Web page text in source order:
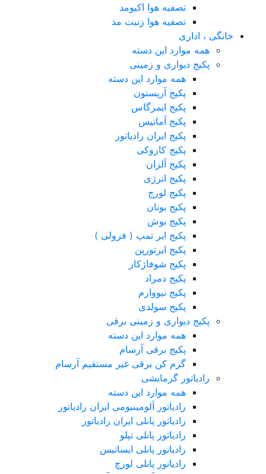
تصفیه هوا اکیومد
تصفیه هوا زنیت مد
خانگی ، اداری
همه موارد این دسته
پکیج دیواری و زمینی
همه موارد این دسته
پکیج آریستون
پکیج ایمرگاس
پکیج آماتیس
پکیج ایران رادیاتور
پکیج کازوکی
پکیج آلزان
پکیج انرژی
پکیج لورچ
پکیج بوتان
پکیج بوش
پکیج ایر تمپ ( فرولی )
پکیج ایرتورپن
پکیج شوفاژکار
پکیج دمراد
پکیج نیووارم
پکیج سولدی
پکیج دیواری و زمینی برقی
همه موارد این دسته
پکیج برقی آرسام
گرم کن برقی غیر مستقیم آرسام
رادیاتور گرمایشی
همه موارد این دسته
رادیاتور آلومینیومی ایران رادیاتور
رادیاتور پانلی ایران رادیاتور
رادیاتور پانلی تپلو
رادیاتور پانلی ایساتیس
رادیاتور پانلی لورچ